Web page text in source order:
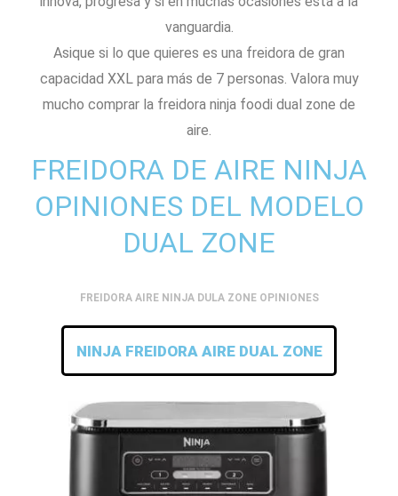
vanguardia.
Asique si lo que quieres es una freidora de gran
capacidad XXL para más de 7 personas. Valora muy
mucho comprar la freidora ninja foodi dual zone de
aire.
FREIDORA DE AIRE NINJA
OPINIONES DEL MODELO
DUAL ZONE
FREIDORA AIRE NINJA DULA ZONE OPINIONES
NINJA FREIDORA AIRE DUAL ZONE